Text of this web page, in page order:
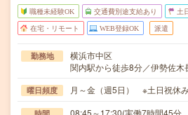
職種未経験OK 交通費別途支給あり 土
在宅・リモート WEB登録OK 派遣
勤務地
横浜市中区
関内駅から徒歩8分／伊勢佐
曜日頻度 月～金（週5日） ※土日祝休み
08:45～17:30(実働7時間45分